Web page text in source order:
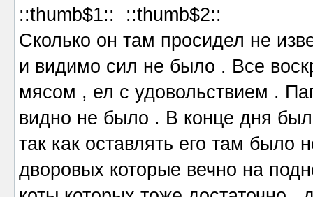
::thumb$1:: ::thumb$2::
Сколько он там просидел не
и видимо сил не было . Все
мясом , ел с удовольствием .
видно не было . В конце дня
так как оставлять его там было
дворовых которые вечно на